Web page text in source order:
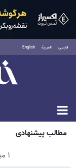
فارسی العربية English
مطالب پیشنهادی
۱ میلیارد اعتبار خرید طلا | بدون ضامن و چک